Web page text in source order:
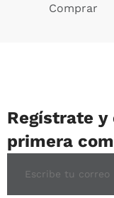
Comprar
Regístrate y
primera